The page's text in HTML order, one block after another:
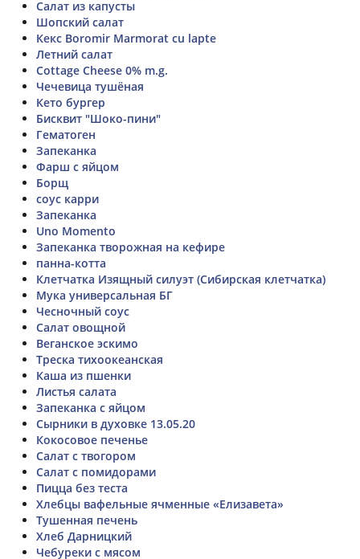
Салат из капусты
Шопский салат
Кекс Boromir Marmorat cu lapte
Летний салат
Cottage Cheese 0% m.g.
Чечевица тушёная
Кето бургер
Бисквит "Шоко-пини"
Гематоген
Запеканка
Фарш с яйцом
Борщ
соус карри
Запеканка
Uno Momento
Запеканка творожная на кефире
панна-котта
Клетчатка Изящный силуэт (Сибирская клетчатка)
Мука универсальная БГ
Чесночный соус
Салат овощной
Веганское эскимо
Треска тихоокеанская
Каша из пшенки
Листья салата
Запеканка с яйцом
Сырники в духовке 13.05.20
Кокосовое печенье
Салат с твогором
Салат с помидорами
Пицца без теста
Хлебцы вафельные ячменные «Елизавета»
Тушенная печень
Хлеб Дарницкий
Чебуреки с мясом